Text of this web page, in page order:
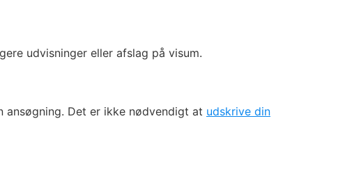
udvisninger eller afslag på visum.
Det er ikke nødvendigt at udskrive din